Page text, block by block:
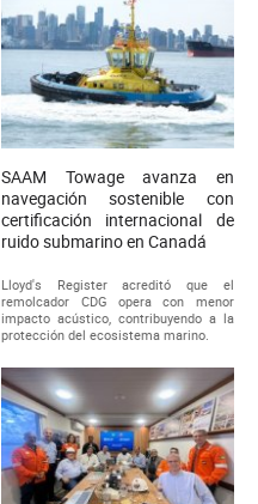
SAAM Towage avanza en
navegación sostenible con
certificación internacional de
ruido submarino en Canadá
Lloyd's Register acreditó que el
remolcador CDG opera con menor
impacto acústico, contribuyendo a la
protección del ecosistema marino.